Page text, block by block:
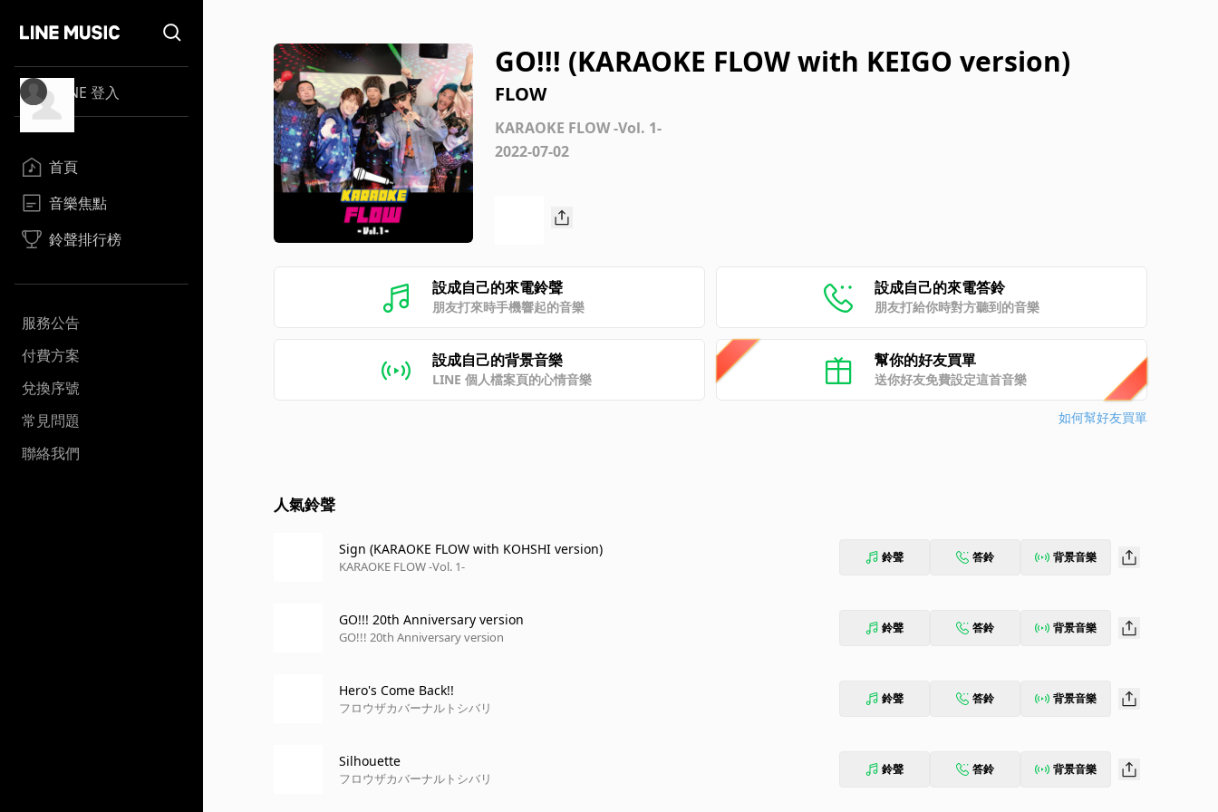
LINE 登入
首頁
音樂焦點
鈴聲排行榜
服務公告
付費方案
兌換序號
常見問題
聯絡我們
GO!!! (KARAOKE FLOW with KEIGO version)
FLOW
KARAOKE FLOW -Vol. 1-
2022-07-02
設成自己的來電鈴聲
朋友打來時手機響起的音樂
設成自己的來電答鈴
朋友打給你時對方聽到的音樂
設成自己的背景音樂
LINE 個人檔案頁的心情音樂
幫你的好友買單
送你好友免費設定這首音樂
如何幫好友買單
人氣鈴聲
Sign (KARAOKE FLOW with KOHSHI version)
KARAOKE FLOW -Vol. 1-
鈴聲 答鈴 背景音樂
GO!!! 20th Anniversary version
GO!!! 20th Anniversary version
鈴聲 答鈴 背景音樂
Hero's Come Back!!
フロウザカバーナルトシバリ
鈴聲 答鈴 背景音樂
Silhouette
フロウザカバーナルトシバリ
鈴聲 答鈴 背景音樂